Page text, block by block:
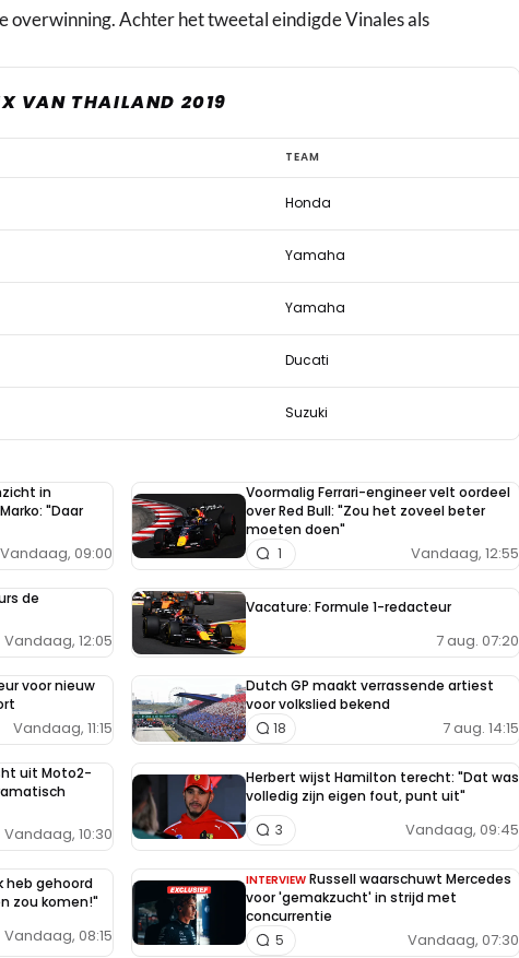
overwinning. Achter het tweetal eindigde Vinales als
VAN THAILAND 2019
TEAM
Honda
Yamaha
Yamaha
Ducati
Suzuki
in
"Daar
Vandaag, 09:00
Voormalig Ferrari-engineer velt oordeel
over Red Bull: "Zou het zoveel beter
moeten doen"
Vandaag, 12:55
1
de
Vandaag, 12:05
Vacature: Formule 1-redacteur
7 aug. 07:20
voor nieuw
Vandaag, 11:15
Dutch GP maakt verrassende artiest
voor volkslied bekend
7 aug. 14:15
18
uit Moto2-
Vandaag, 10:30
Herbert wijst Hamilton terecht: "Dat was
volledig zijn eigen fout, punt uit"
Vandaag, 09:45
3
heb gehoord
zou komen!"
Vandaag, 08:15
INTERVIEW Russell waarschuwt Mercedes
voor 'gemakzucht' in strijd met
concurrentie
Vandaag, 07:30
5